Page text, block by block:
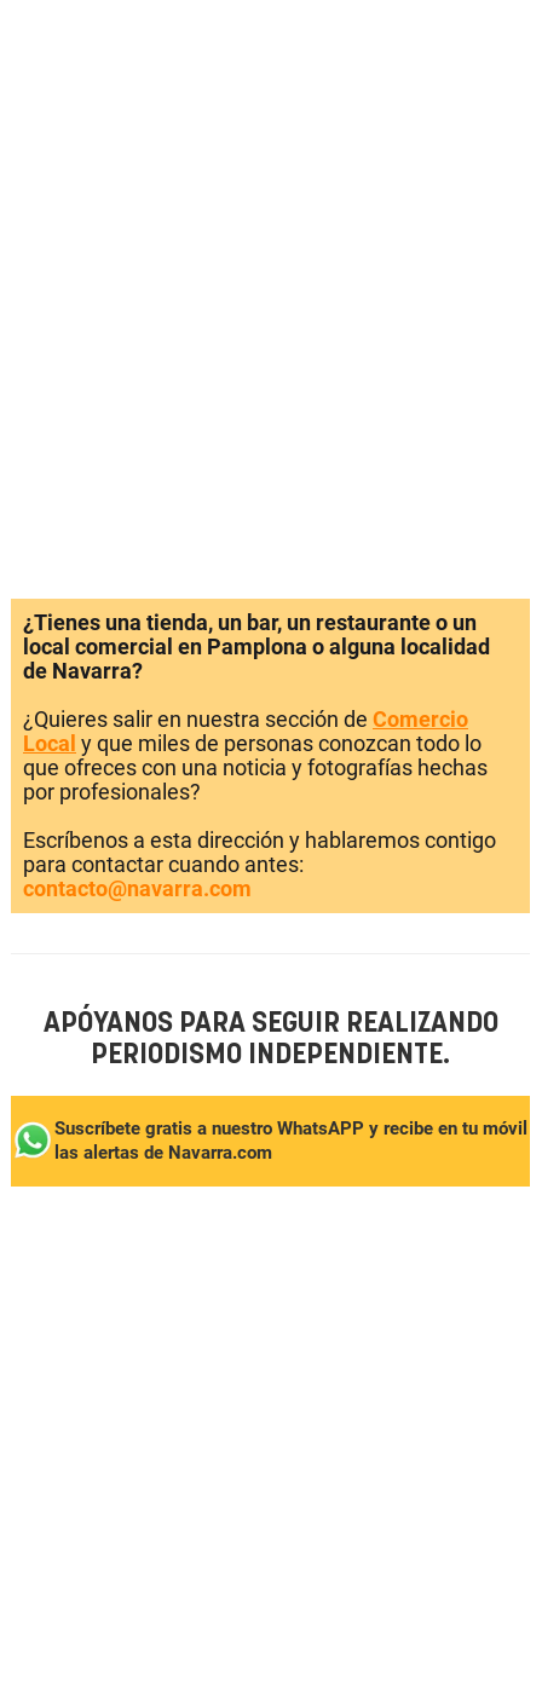
¿Tienes una tienda, un bar, un restaurante o un
local comercial en Pamplona o alguna localidad
de Navarra?
¿Quieres salir en nuestra sección de Comercio
Local y que miles de personas conozcan todo lo
que ofreces con una noticia y fotografías hechas
por profesionales?
Escríbenos a esta dirección y hablaremos contigo
para contactar cuando antes:
contacto@navarra.com
APÓYANOS PARA SEGUIR REALIZANDO
PERIODISMO INDEPENDIENTE.
Suscríbete gratis a nuestro WhatsAPP y recibe en tu móvil
las alertas de Navarra.com